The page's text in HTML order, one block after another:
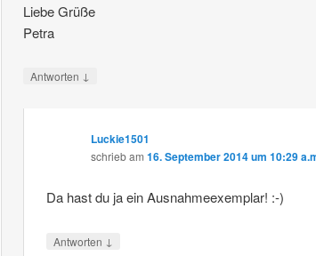
Liebe Grüße
Petra
Antworten ↓
Luckie1501
schriebam 16. September 2014 um 10:29
Da hast du ja ein Ausnahmeexemplar! :-)
Antworten ↓